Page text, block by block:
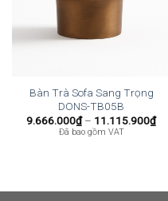
Bàn Trà Sofa Sang Trọng
DONS-TB05B
9.666.000₫ – 11.115.900₫
giá:
Đã bao gồm VAT